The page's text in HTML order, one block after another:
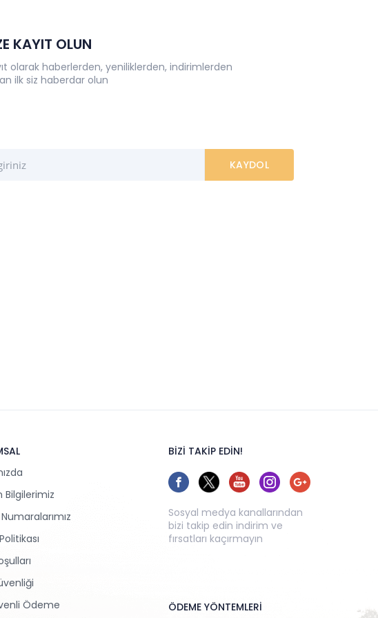
KAYIT OLUN
olarak haberlerden, yeniliklerden, indirimlerden
ilk siz haberdar olun
Bilgilerimiz
Ödeme
BİZİ TAKİP EDİN!
Sosyal medya kanallarından
bizi takip edin indirim ve
fırsatları kaçırmayın
ÖDEME YÖNTEMLERİ